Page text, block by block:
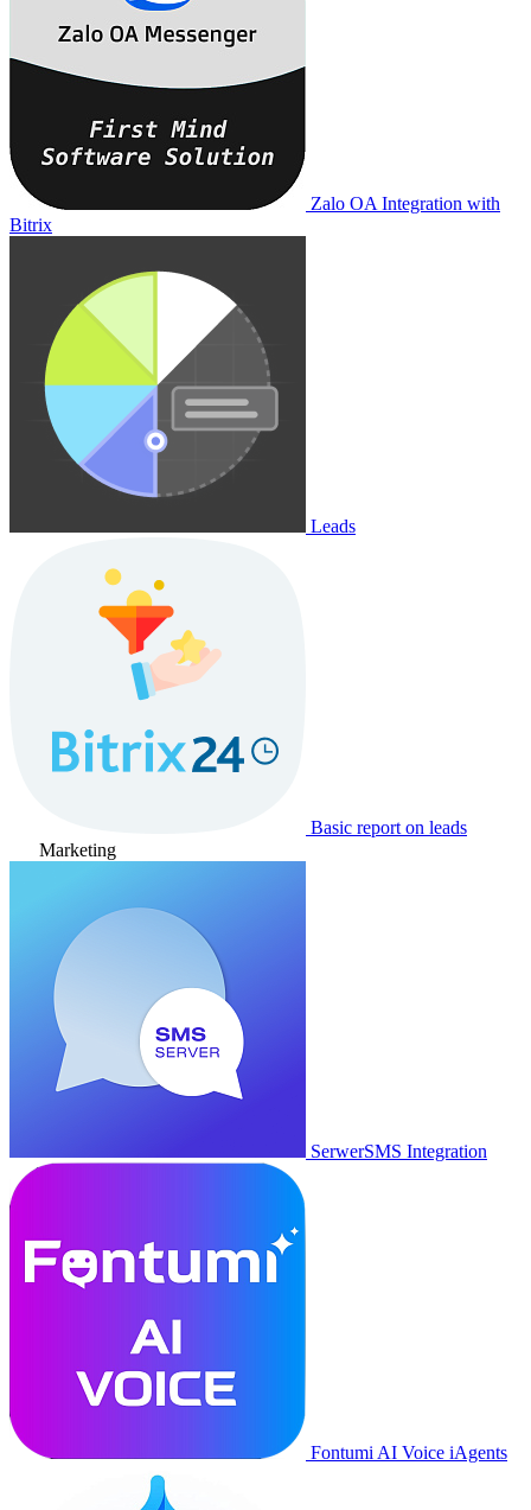
Zalo OA Integration with
Bitrix
Leads
Basic report on leads
Marketing
SerwerSMS Integration
Fontumi AI Voice iAgents